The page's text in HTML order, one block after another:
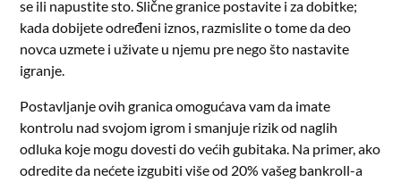
se ili napustite sto. Slične granice postavite i za dobitke;
kada dobijete određeni iznos, razmislite o tome da deo
novca uzmete i uživate u njemu pre nego što nastavite
igranje.
Postavljanje ovih granica omogućava vam da imate
kontrolu nad svojom igrom i smanjuje rizik od naglih
odluka koje mogu dovesti do većih gubitaka. Na primer, ako
odredite da nećete izgubiti više od 20% vašeg bankroll-a